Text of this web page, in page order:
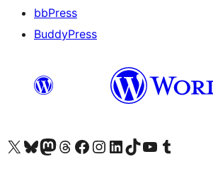
bbPress
BuddyPress
Navštivte náš účet na X (dříve Twitter)
Navštivte náš Bluesky účetNavštivte náš účet Mastodon
Navštivte náš Threads účetNavštivte naši stránku na Facebooku
Navštivte náš Instagram účetNavštivte náš LinkedIn účetNavštivte náš TikTok účetNavštivte náš YouTube kanálNavštivte náš Tumblr účet